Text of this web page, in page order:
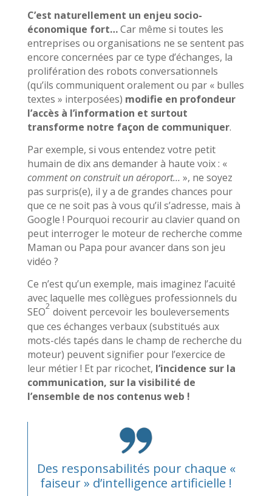
C’est naturellement un enjeu socio-
économique fort…Car même si toutes les
entreprises ou organisations ne se sentent pas
encore concernées par ce type d’échanges, la
prolifération des robots conversationnels
(qu’ils communiquent oralement ou par « bulles
textes » interposées) modifie en profondeur
l’accès à l’information et surtout
transforme notre façon de communiquer.
Par exemple, si vous entendez votre petit
humain de dix ans demander à haute voix : «
comment on construit un aéroport… », ne soyez
pas surpris(e), il y a de grandes chances pour
que ce ne soit pas à vous qu’il s’adresse, mais à
Google ! Pourquoi recourir au clavier quand on
peut interroger le moteur de recherche comme
Maman ou Papa pour avancer dans son jeu
vidéo ?
Ce n’est qu’un exemple, mais imaginez l’acuité
avec laquelle mes collègues professionnels du
SEO2 doivent percevoir les bouleversements
que ces échanges verbaux (substitués aux
mots-clés tapés dans le champ de recherche du
moteur) peuvent signifier pour l’exercice de
leur métier ! Et par ricochet, l’incidence sur la
communication, sur la visibilité de
l’ensemble de nos contenus web !
Des responsabilités pour chaque «
faiseur » d’intelligence artificielle !